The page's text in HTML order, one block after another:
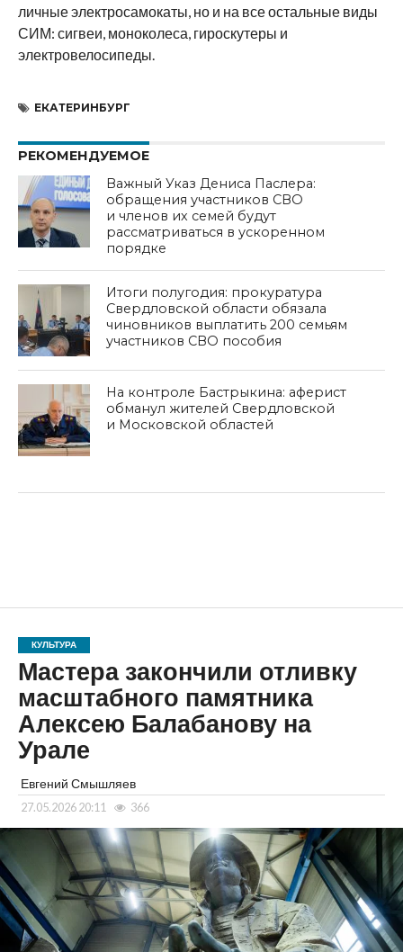
личные электросамокаты, но и на все остальные виды
СИМ: сигвеи, моноколеса, гироскутеры и
электровелосипеды.
ЕКАТЕРИНБУРГ
РЕКОМЕНДУЕМОЕ
Важный Указ Дениса Паслера:
обращения участников СВО
и членов их семей будут
рассматриваться в ускоренном
порядке
Итоги полугодия: прокуратура
Свердловской области обязала
чиновников выплатить 200 семьям
участников СВО пособия
На контроле Бастрыкина: аферист
обманул жителей Свердловской
и Московской областей
КУЛЬТУРА
Мастера закончили отливку
масштабного памятника
Алексею Балабанову на
Урале
Евгений Смышляев
27.05.2026 20:11 366